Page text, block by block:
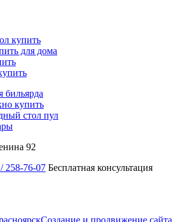
купить
для дома
бильярда
купить
стол пул
92
258-76-07 Бесплатная консультация
Создание и продвижение сайта